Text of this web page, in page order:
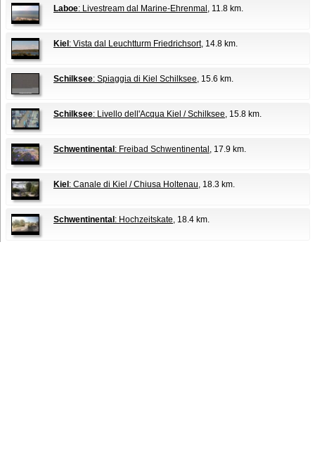
Laboe: Livestream dal Marine-Ehrenmal, 11.8 km.
Kiel: Vista dal Leuchtturm Friedrichsort, 14.8 km.
Schilksee: Spiaggia di Kiel Schilksee, 15.6 km.
Schilksee: Livello dell'Acqua Kiel / Schilksee, 15.8 km.
Schwentinental: Freibad Schwentinental, 17.9 km.
Kiel: Canale di Kiel / Chiusa Holtenau, 18.3 km.
Schwentinental: Hochzeitskate, 18.4 km.